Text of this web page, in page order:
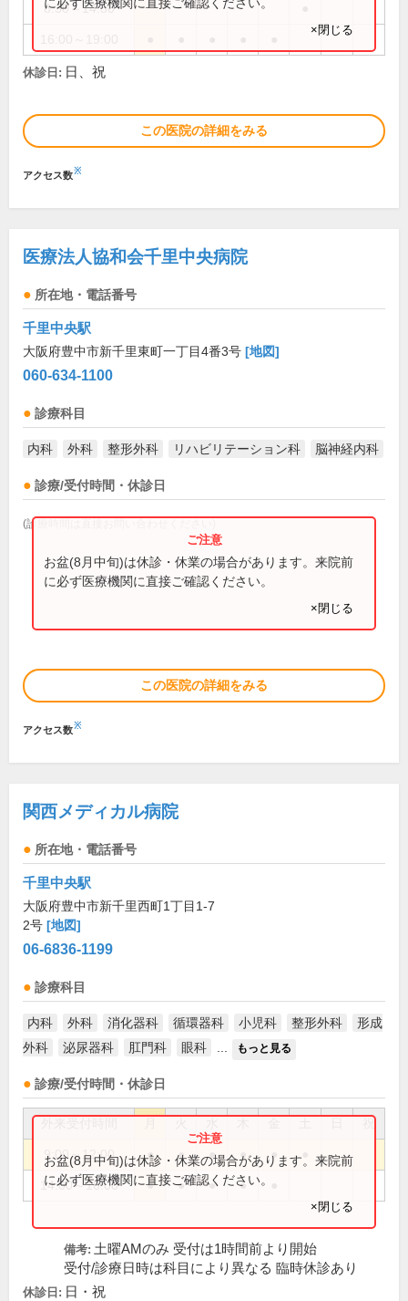
8:30～14:30
×閉じる
休診日: 日、祝
この医院の詳細をみる
アクセス数※
医療法人協和会千里中央病院
所在地・電話番号
千里中央駅
大阪府豊中市新千里東町一丁目4番3号 [地図]
060-634-1100
診療科目
内科 外科 整形外科 リハビリテーション科 脳神経内科
診療/受付時間・休診日
(診療時間は直接お問い合わせください)
お盆(8月中旬)は休診・休業の場合があります。来院前
に必ず医療機関に直接ご確認ください。
×閉じる
この医院の詳細をみる
アクセス数※
関西メディカル病院
所在地・電話番号
千里中央駅
大阪府豊中市新千里西町1丁目1-7
2号 [地図]
06-6836-1199
診療科目
内科 外科 消化器科 循環器科 小児科 整形外科
形成
外科
泌尿器科 肛門科 眼科 もっと見る
診療/受付時間・休診日
祝
9:00～12:00 ● ● ● ● ●
14:00～16:00 ● ● ● ●
お盆(8月中旬)は休診・休業の場合があります。来院前
に必ず医療機関に直接ご確認ください。
×閉じる
備考: 土曜AMのみ 受付は1時間前より開始
受付/診療日時は科目により異なる 臨時休診あり
休診日: 日・祝